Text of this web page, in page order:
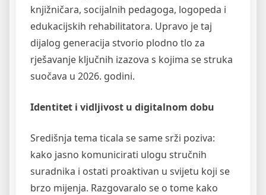
knjižničara, socijalnih pedagoga, logopeda i
edukacijskih rehabilitatora. Upravo je taj
dijalog generacija stvorio plodno tlo za
rješavanje ključnih izazova s kojima se struka
suočava u 2026. godini.
Identitet i vidljivost u digitalnom dobu
Središnja tema ticala se same srži poziva:
kako jasno komunicirati ulogu stručnih
suradnika i ostati proaktivan u svijetu koji se
brzo mijenja. Razgovaralo se o tome kako